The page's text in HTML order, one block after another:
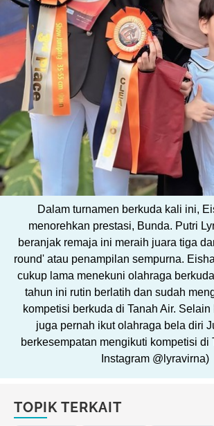
Dalam turnamen berkuda kali ini,
menorehkan prestasi, Bunda. Putri
beranjak remaja ini meraih juara tiga
round' atau penampilan sempurna.
cukup lama menekuni olahraga
tahun ini rutin berlatih dan sudah
kompetisi berkuda di Tanah Air.
juga pernah ikut olahraga bela diri
berkesempatan mengikuti kompetisi di
Instagram @lyravirna)
TOPIK TERKAIT